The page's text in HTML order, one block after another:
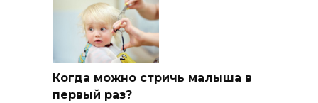
Когда можно стричь малыша в
первый раз?